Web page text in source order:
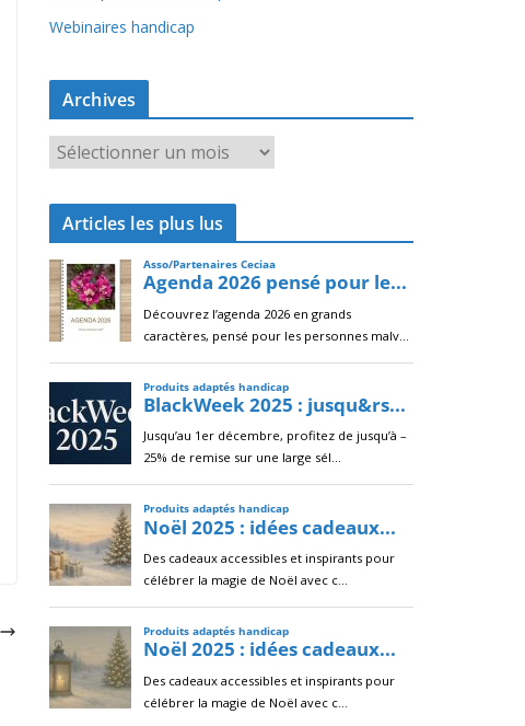
Webinaires handicap
Archives
r
c
i
v
e
s
Articles les plus lus